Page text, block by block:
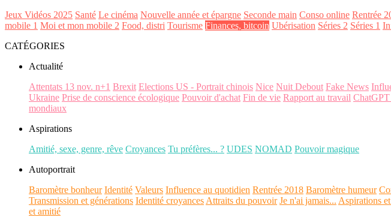
Jeux Vidéos 2025 Santé Le cinéma Nouvelle année et épargne Seconde main Conso online Rentrée
mobile 1 Moi et mon mobile 2 Food, distri Tourisme Finances, bitcoin Ubérisation Séries 2 Séries 1
CATÉGORIES
Actualité
Attentats 13 nov. n+1 Brexit Elections US - Portrait chinois Nice Nuit Debout Fake News
Ukraine Prise de conscience écologique Pouvoir d'achat Fin de vie Rapport au travail
mondiaux
Aspirations
Amitié, sexe, genre, rêve Croyances Tu préfères... ? UDES NOMAD Pouvoir magique
Autoportrait
Baromètre bonheur Identité Valeurs Influence au quotidien Rentrée 2018 Baromètre humeur
Transmission et générations Identité croyances Attraits du pouvoir Je n'ai jamais... Aspirations
et amitié